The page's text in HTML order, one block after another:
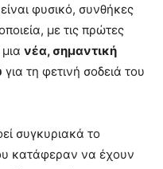
φυσικό, συνθήκες
με τις πρώτες
νέα, σημαντική
για τη φετινή σοδειά του
συγκυριακά το
κατάφεραν να έχουν